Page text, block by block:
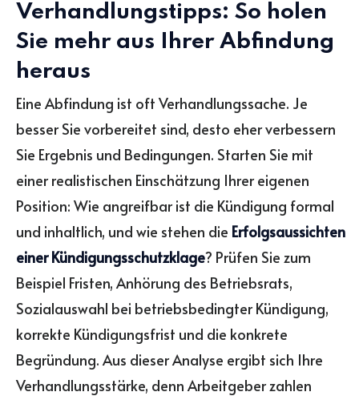
Verhandlungstipps: So holen
Sie mehr aus Ihrer Abfindung
heraus
Eine Abfindung ist oft Verhandlungssache. Je
besser Sie vorbereitet sind, desto eher verbessern
Sie Ergebnis und Bedingungen. Starten Sie mit
einer realistischen Einschätzung Ihrer eigenen
Position: Wie angreifbar ist die Kündigung formal
und inhaltlich, und wie stehen die Erfolgsaussichten
einer Kündigungsschutzklage? Prüfen Sie zum
Beispiel Fristen, Anhörung des Betriebsrats,
Sozialauswahl bei betriebsbedingter Kündigung,
korrekte Kündigungsfrist und die konkrete
Begründung. Aus dieser Analyse ergibt sich Ihre
Verhandlungsstärke, denn Arbeitgeber zahlen